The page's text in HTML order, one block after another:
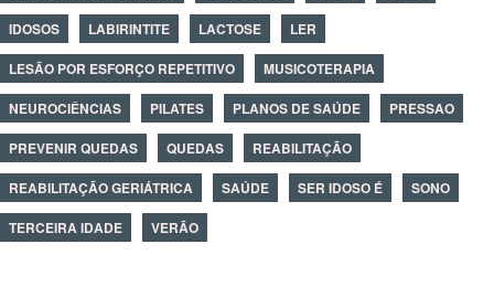
IDOSOS
LABIRINTITE LACTOSE
LER
LESÃO POR ESFORÇO REPETITIVO
MUSICOTERAPIA
NEUROCIÊNCIAS
PILATES PLANOS DE SAÚDE
PRESSAO
PREVENIR QUEDAS
QUEDAS
REABILITAÇÃO
REABILITAÇÃO GERIÁTRICA
SAÚDE SER IDOSO É
SONO
TERCEIRA IDADE
VERÃO